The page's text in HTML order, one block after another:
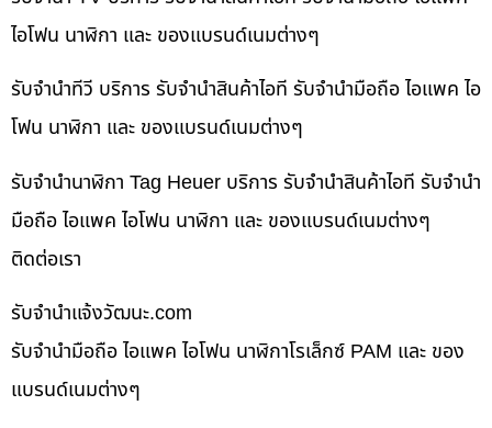
ไอโฟน นาฬิกา และ ของแบรนด์เนมต่างๆ
รับจำนำทีวี บริการ รับจำนำสินค้าไอที รับจำนำมือถือ ไอแพค ไอ
โฟน นาฬิกา และ ของแบรนด์เนมต่างๆ
รับจำนำนาฬิกา Tag Heuer บริการ รับจำนำสินค้าไอที รับจำนำ
มือถือ ไอแพค ไอโฟน นาฬิกา และ ของแบรนด์เนมต่างๆ
ติดต่อเรา
รับจํานําแจ้งวัฒนะ.com
รับจำนำมือถือ ไอแพค ไอโฟน นาฬิกาโรเล็กซ์ PAM และ ของ
แบรนด์เนมต่างๆ